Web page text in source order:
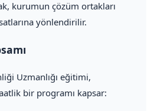
kurumun çözüm ortakları
yönlendirilir.
Uzmanlığı eğitimi,
bir programı kapsar: